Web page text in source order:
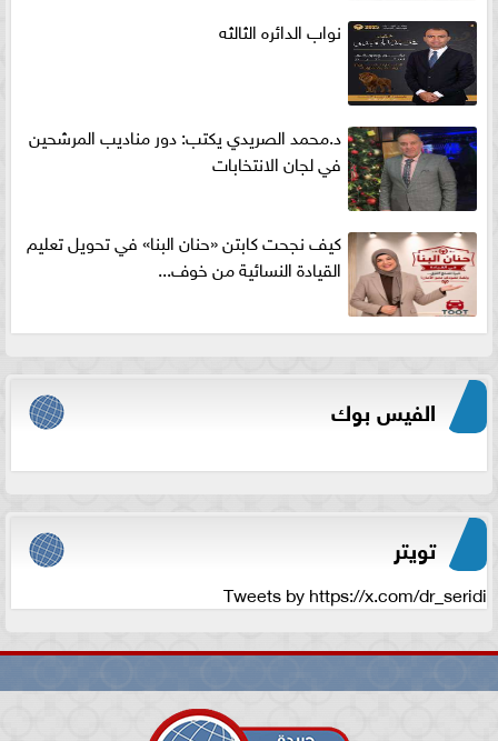
نواب الدائره الثالثه
د.محمد الصريدي يكتب: دور مناديب المرشحين
في لجان الانتخابات
كيف نجحت كابتن «حنان البنا» في تحويل تعليم
القيادة النسائية من خوف...
الفيس بوك
تويتر
Tweets by https://x.com/dr_seridi